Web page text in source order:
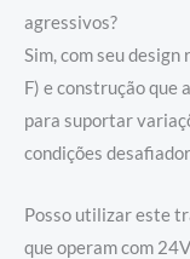
agressivos?
Sim, com seu
F) e construção que
para suportar
condições
Posso utilizar este
que operam com